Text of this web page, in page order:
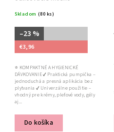
Skladom (80 ks)
–23 %
€3,96
Do košíka
⭐ KOMPAKTNÉ A HYGIENICKÉ
DÁVKOVANIE ✔ Praktická pumpička –
jednoduchá a presná aplikácia bez
plytvania ✔ Univerzálne použitie –
vhodný pre krémy, pleťové vody, gély
aj...